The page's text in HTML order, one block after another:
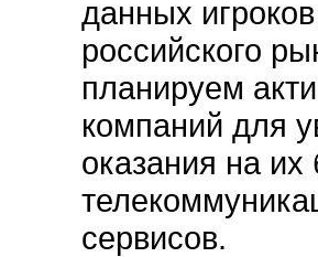
данных
российского
планируем
компаний для
оказания на их
сервисов.